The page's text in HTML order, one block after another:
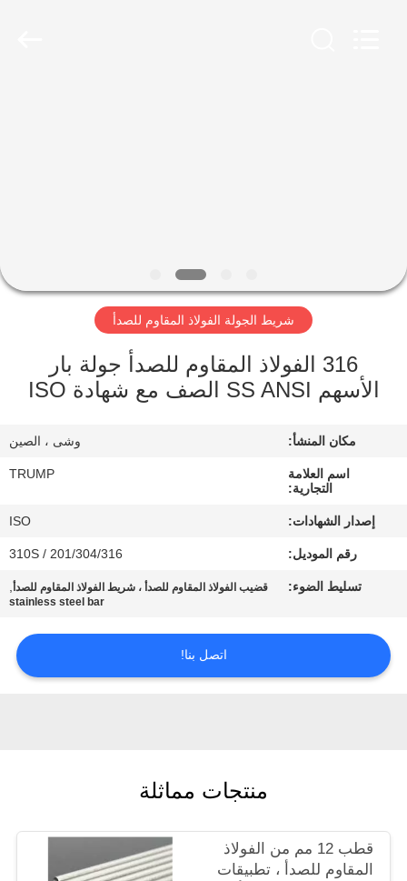
معلومات
عنا
جولة
في
مراقبة
الجودة
اتصل
اطلب
اقتباس
PRIVACY
POLICY
شريط الجولة الفولاذ المقاوم للصدأ
316 الفولاذ المقاوم للصدأ جولة بار
الأسهم SS ANSI الصف مع شهادة ISO
مكان المنشأ: وشى ، الصين
اسم العلامة
التجارية:
TRUMP
إصدار الشهادات: ISO
رقم الموديل: 201/304/316 / 310S
تسليط الضوء: قضيب الفولاذ المقاوم للصدأ ، شريط الفولاذ المقاوم للصدأ ,
stainless steel bar
اتصل بنا!
منتجات مماثلة
قطب 12 مم من الفولاذ
المقاوم للصدأ ، تطبيقات